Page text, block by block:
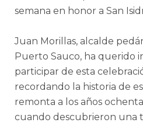
semana en honor a San
Juan Morillas, alcalde
Puerto Sauco, ha querido
participar de esta
recordando la historia de
remonta a los años
cuando descubrieron una